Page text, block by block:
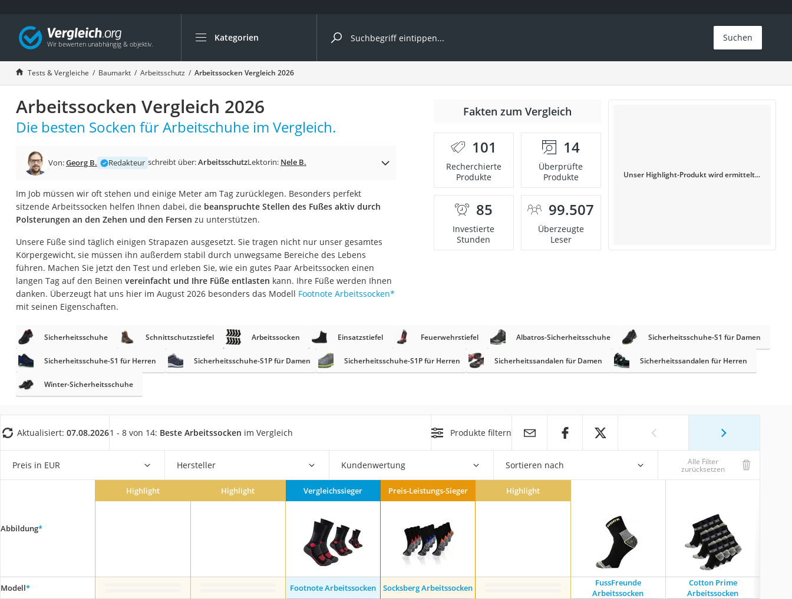
Kategorien
Die beliebtesten Vergleiche nach Kategorie
Baumarkt
Tresor feuerfest
Makita-Akku-Rasenmäher
Kappsäge
Akku-Rasentrimmer
Split-Klimaanlage 2 Innengeräte
Pelletofen
Tiefbrunnenpumpe
Fliesenschneider
Hochdruckreiniger
Überwachungskamera
Benzinrasenmäher mit Elektrostart
Akku-Laubsauger
Gasdurchlauferhitzer
Service
Suchen
Tests & Vergleiche Baumarkt Arbeitsschutz Arbeitssocken Vergleich 2026
Arbeitssocken Vergleich 2026
Die besten Socken für Arbeitschuhe im Vergleich.
Von:Georg B. Redakteur schreibt über:ArbeitsschutzLektorin: Nele B.
Im Job müssen wir oft stehen und einige Meter am Tag zurücklegen. Besonders perfekt
sitzende Arbeitssocken helfen Ihnen dabei, die beanspruchte Stellen des Fußes aktiv durch
Polsterungen an den Zehen und den Fersen zu unterstützen.
Unsere Füße sind täglich einigen Strapazen ausgesetzt. Sie tragen nicht nur unser gesamtes
Körpergewicht, sie müssen ihn außerdem stabil durch unwegsame Bereiche des Lebens
führen. Machen Sie jetzt den Test und erleben Sie, wie ein gutes Paar Arbeitssocken einen
langen Tag auf den Beinen vereinfacht und Ihre Füße entlasten kann. Ihre Füße werden Ihnen
danken. Überzeugt hat uns hier im August 2026 besonders das Modell Footnote Arbeitssocken*
mit seinen Eigenschaften.
Fakten zum Vergleich
101
Recherchierte
Produkte
14
Überprüfte
Produkte
85
Investierte
Stunden
99.507
Überzeugte
Leser
Unser Highlight-Produkt wird ermittelt...
Sicherheitsschuhe Schnittschutzstiefel Arbeitssocken Einsatzstiefel Feuerwehrstiefel Albatros-Sicherheitsschuhe Sicherheitsschuhe-S1 für Damen
Sicherheitsschuhe-S1 für Herren Sicherheitsschuhe-S1P für Damen Sicherheitsschuhe-S1P für Herren Sicherheitssandalen für Damen Sicherheitssandalen für Herren
Winter-Sicherheitsschuhe
Aktualisiert: 07.08.20261 - 8 von 14: Beste Arbeitssocken im Vergleich Produkte filtern
Preis in EUR Hersteller Kundenwertung Sortieren nach Alle Filter
zurücksetzen
Abbildung*
Highlight Highlight Vergleichssieger Preis-Leistungs-Sieger Highlight
Modell* Footnote Arbeitssocken Socksberg Arbeitssocken
FussFreunde
Arbeitssocken
Cotton Prime
Arbeitssocken